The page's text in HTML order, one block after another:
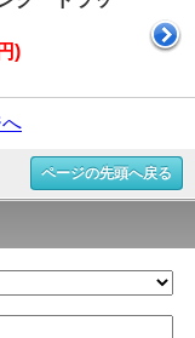
)
ページの先頭へ戻る